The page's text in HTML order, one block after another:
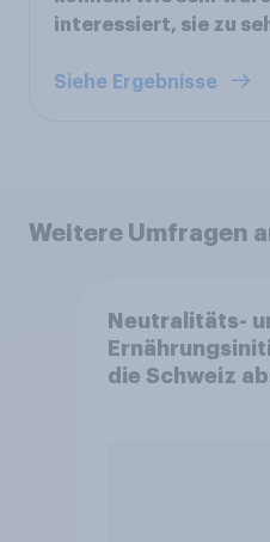
interessiert, sie zu
Siehe Ergebnisse
Weitere Umfragen
Neutralitäts-
die Schweiz